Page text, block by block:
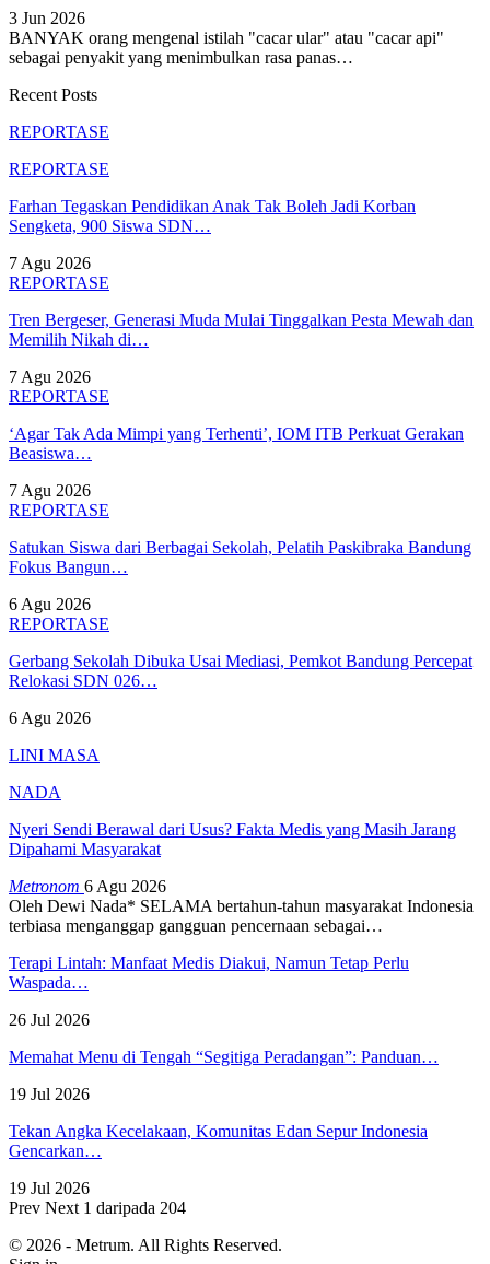
3 Jun 2026
BANYAK orang mengenal istilah "cacar ular" atau "cacar api"
sebagai penyakit yang menimbulkan rasa panas…
Recent Posts
REPORTASE
REPORTASE
Farhan Tegaskan Pendidikan Anak Tak Boleh Jadi Korban
Sengketa, 900 Siswa SDN…
7 Agu 2026
REPORTASE
Tren Bergeser, Generasi Muda Mulai Tinggalkan Pesta Mewah dan
Memilih Nikah di…
7 Agu 2026
REPORTASE
‘Agar Tak Ada Mimpi yang Terhenti’, IOM ITB Perkuat Gerakan
Beasiswa…
7 Agu 2026
REPORTASE
Satukan Siswa dari Berbagai Sekolah, Pelatih Paskibraka Bandung
Fokus Bangun…
6 Agu 2026
REPORTASE
Gerbang Sekolah Dibuka Usai Mediasi, Pemkot Bandung Percepat
Relokasi SDN 026…
6 Agu 2026
LINI MASA
NADA
Nyeri Sendi Berawal dari Usus? Fakta Medis yang Masih Jarang
Dipahami Masyarakat
Metronom 6 Agu 2026
Oleh Dewi Nada* SELAMA bertahun-tahun masyarakat Indonesia
terbiasa menganggap gangguan pencernaan sebagai…
Terapi Lintah: Manfaat Medis Diakui, Namun Tetap Perlu
Waspada…
26 Jul 2026
Memahat Menu di Tengah “Segitiga Peradangan”: Panduan…
19 Jul 2026
Tekan Angka Kecelakaan, Komunitas Edan Sepur Indonesia
Gencarkan…
19 Jul 2026
Prev Next 1 daripada 204
© 2026 - Metrum. All Rights Reserved.